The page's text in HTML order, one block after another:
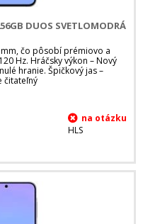
DUOS SVETLOMODRÁ
mm, čo pôsobí prémiovo a
Hz. Hráčsky výkon – Nový
hranie. Špičkový jas –
čitateľný
HLS